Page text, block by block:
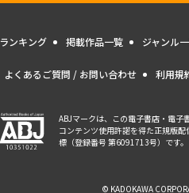
ランキング 掲載作品一覧 ジャンル
よくあるご質問 / お問い合わせ 利用規
ABJマークは、この電子書店・電子
コンテンツ使用許諾を得た正規版
標（登録番号 第6091713号）です。
© KADOKAWA